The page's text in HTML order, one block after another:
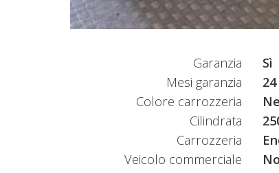
Garanzia
Sì
Mesi garanzia
24
Colore carrozzeria
Cilindrata
Carrozzeria
Veicolo commerciale